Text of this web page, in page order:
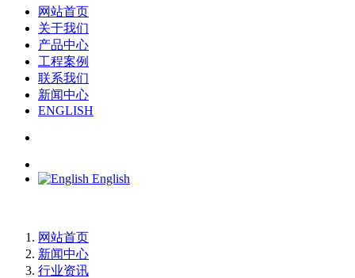
网站首页
关于我们
产品中心
工程案例
联系我们
新闻中心
ENGLISH
English
网站首页
新闻中心
行业资讯